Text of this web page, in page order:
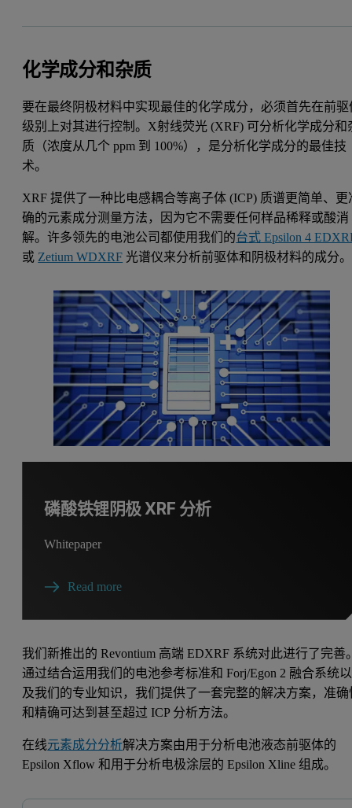
化学成分和杂质
要在最终阴极材料中实现最佳的化学成分，必须首先在前驱
级别上对其进行控制。X射线荧光 (XRF) 可分析化学成分和
质（浓度从几个 ppm 到 100%），是分析化学成分的最佳技
术。
XRF 提供了一种比电感耦合等离子体 (ICP) 质谱更简单、更
确的元素成分测量方法，因为它不需要任何样品稀释或酸消
解。许多领先的电池公司都使用我们的台式 Epsilon 4
或 Zetium WDXRF 光谱仪来分析前驱体和阴极材料的成分
磷酸铁锂阴极 XRF 分析
Whitepaper
Read more
我们新推出的 Revontium 高端 EDXRF 系统对此进行了完善
通过结合运用我们的电池参考标准和 Forj/Egon 2 融合系统以
及我们的专业知识，我们提供了一套完整的解决方案，准确
和精确可达到甚至超过 ICP 分析方法。
在线元素成分分析解决方案由用于分析电池液态前驱体的
Epsilon Xflow 和用于分析电极涂层的 Epsilon Xline 组成。